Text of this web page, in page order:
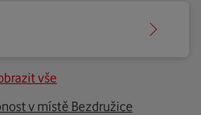
vše
v místě Bezdružice